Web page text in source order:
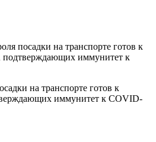
посадки на транспорте готов к
подтверждающих иммунитет к
на транспорте готов к
иммунитет к COVID-